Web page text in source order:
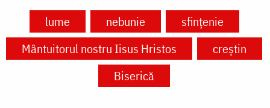
lume nebunie
sfințenie
Mântuitorul nostru Iisus Hristos
creștin
Biserică